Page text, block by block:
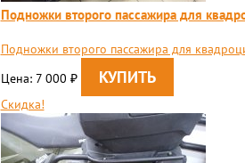
Подножки второго пассажира для
Подножки второго пассажира для
Цена: 7 000 ₽
Скидка!